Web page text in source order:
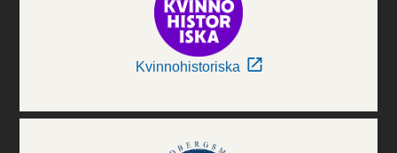
Kvinnohistoriska